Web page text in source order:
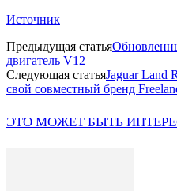
Источник
Предыдущая статья
двигатель V12
Следующая статьяJaguar Land
свой совместный бренд
ЭТО МОЖЕТ БЫТЬ